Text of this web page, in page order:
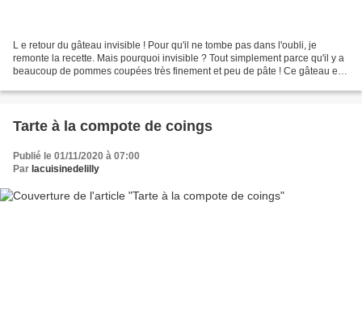
L e retour du gâteau invisible ! Pour qu'il ne tombe pas dans l'oubli, je
remonte la recette. Mais pourquoi invisible ? Tout simplement parce qu'il y a
beaucoup de pommes coupées très finement et peu de pâte ! Ce gâteau est
Tarte à la compote de coings
Publié le 01/11/2020 à 07:00
Par lacuisinedelilly